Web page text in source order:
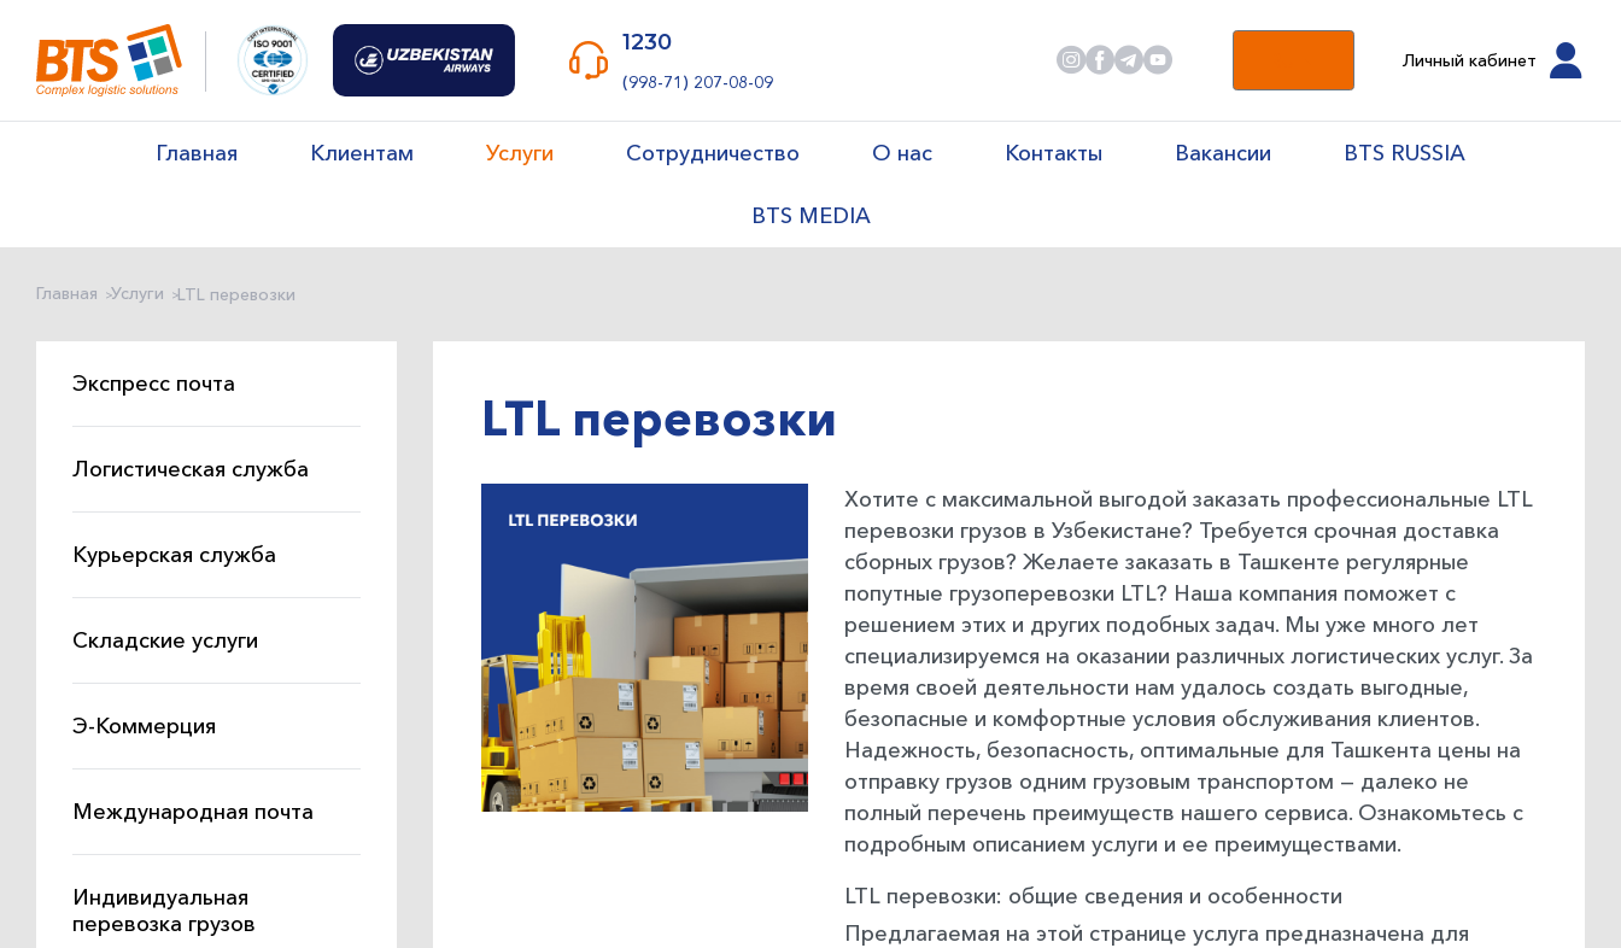
1230
(998-71) 207-08-09
Личный кабинет
Главная Клиентам Услуги Сотрудничество О нас Контакты Вакансии BTS RUSSIA
BTS MEDIA
Главная Услуги LTL перевозки
Экспресс почта
Логистическая служба
Курьерская служба
Складские услуги
Э-Коммерция
Международная почта
Индивидуальная
перевозка грузов
LTL перевозки
Хотите с максимальной выгодой заказать профессиональные LTL
перевозки грузов в Узбекистане? Требуется срочная доставка
сборных грузов? Желаете заказать в Ташкенте регулярные
попутные грузоперевозки LTL? Наша компания поможет с
решением этих и других подобных задач. Мы уже много лет
специализируемся на оказании различных логистических услуг. За
время своей деятельности нам удалось создать выгодные,
безопасные и комфортные условия обслуживания клиентов.
Надежность, безопасность, оптимальные для Ташкента цены на
отправку грузов одним грузовым транспортом — далеко не
полный перечень преимуществ нашего сервиса. Ознакомьтесь с
подробным описанием услуги и ее преимуществами.
LTL перевозки: общие сведения и особенности
Предлагаемая на этой странице услуга предназначена для